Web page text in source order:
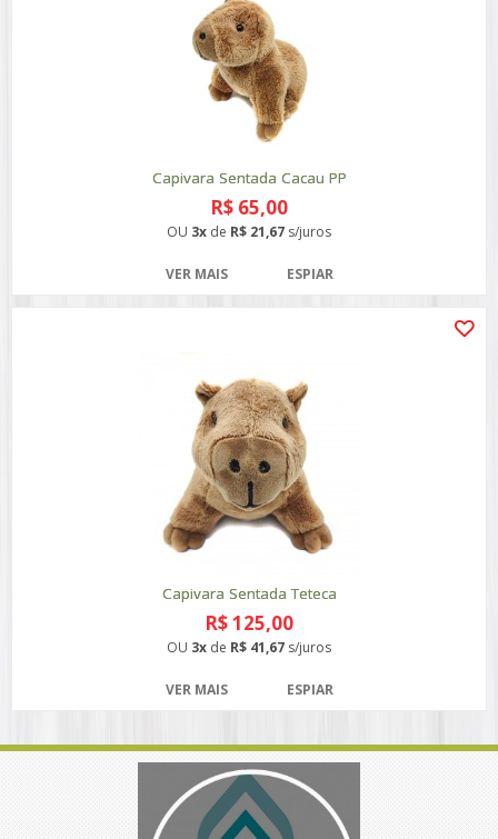
Capivara Sentada Cacau PP
R$ 65,00
OU 3x de R$ 21,67 s/juros
VER MAIS ESPIAR
Capivara Sentada Teteca
R$ 125,00
OU 3x de R$ 41,67 s/juros
VER MAIS ESPIAR